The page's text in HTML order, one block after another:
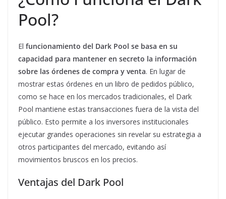
Pool?
El funcionamiento del Dark Pool se basa en su
capacidad para mantener en secreto la información
sobre las órdenes de compra y venta. En lugar de
mostrar estas órdenes en un libro de pedidos público,
como se hace en los mercados tradicionales, el Dark
Pool mantiene estas transacciones fuera de la vista del
público. Esto permite a los inversores institucionales
ejecutar grandes operaciones sin revelar su estrategia a
otros participantes del mercado, evitando así
movimientos bruscos en los precios.
Ventajas del Dark Pool